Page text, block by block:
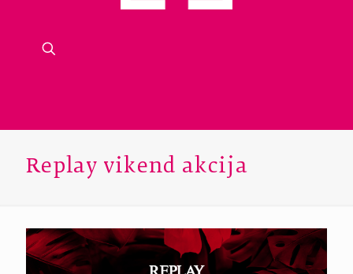
Replay vikend akcija